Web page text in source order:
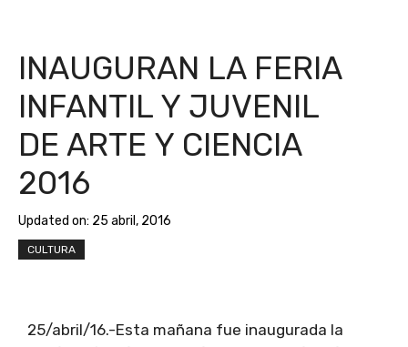
INAUGURAN LA FERIA
INFANTIL Y JUVENIL
DE ARTE Y CIENCIA
2016
Updated on: 25 abril, 2016
CULTURA
25/abril/16.-Esta mañana fue inaugurada la